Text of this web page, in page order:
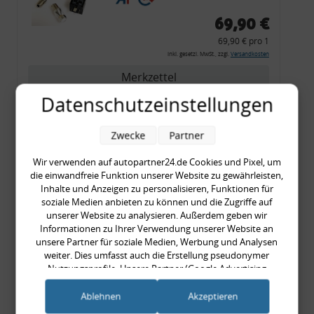
69,90 €
69,90 € pro 1
inkl. gesetzl. MwSt., zzgl. Versandkosten
Merkzettel
Zum Artikel
Rückleuchtenband mit
Blinker, rot, US-Ecken,
Audi 80 Cabrio, Typ 89,
OE-Nr.: 8G0945225 +
8G0945225C
999,99 €
999,99 € pro 1
inkl. gesetzl. MwSt., zzgl.Versandkosten
Datenschutzeinstellungen
Wir verwenden auf autopartner24.de Cookies und Pixel, um
die einwandfreie Funktion unserer Website zu gewährleisten,
Inhalte und Anzeigen zu personalisieren, Funktionen für
soziale Medien anbieten zu können und die Zugriffe auf
unserer Website zu analysieren. Außerdem geben wir
Informationen zu Ihrer Verwendung unserer Website an
unsere Partner für soziale Medien, Werbung und Analysen
weiter. Dies umfasst auch die Erstellung pseudonymer
Nutzungsprofile. Unsere Partner (Google Advertising
Products) führen diese Informationen möglicherweise mit
weiteren Daten zusammen, die Sie ihnen bereitgestellt haben
Zwecke Partner
Ablehnen Akzeptieren